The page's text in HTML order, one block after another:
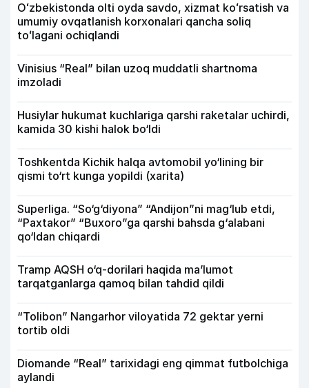
Oʻzbekistonda olti oyda savdo, xizmat koʻrsatish va
umumiy ovqatlanish korxonalari qancha soliq
toʻlagani ochiqlandi
Vinisius “Real” bilan uzoq muddatli shartnoma
imzoladi
Husiylar hukumat kuchlariga qarshi raketalar uchirdi,
kamida 30 kishi halok bo‘ldi
Toshkentda Kichik halqa avtomobil yo‘lining bir
qismi to‘rt kunga yopildi (xarita)
Superliga. “So‘g‘diyona” “Andijon”ni mag‘lub etdi,
“Paxtakor” “Buxoro”ga qarshi bahsda g‘alabani
qo‘ldan chiqardi
Tramp AQSH o‘q-dorilari haqida ma’lumot
tarqatganlarga qamoq bilan tahdid qildi
“Tolibon” Nangarhor viloyatida 72 gektar yerni
tortib oldi
Diomande “Real” tarixidagi eng qimmat futbolchiga
aylandi